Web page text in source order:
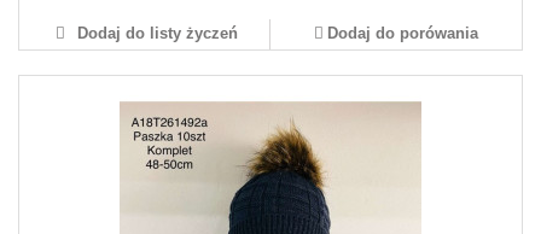
Dodaj do listy życzeń Dodaj do porówania